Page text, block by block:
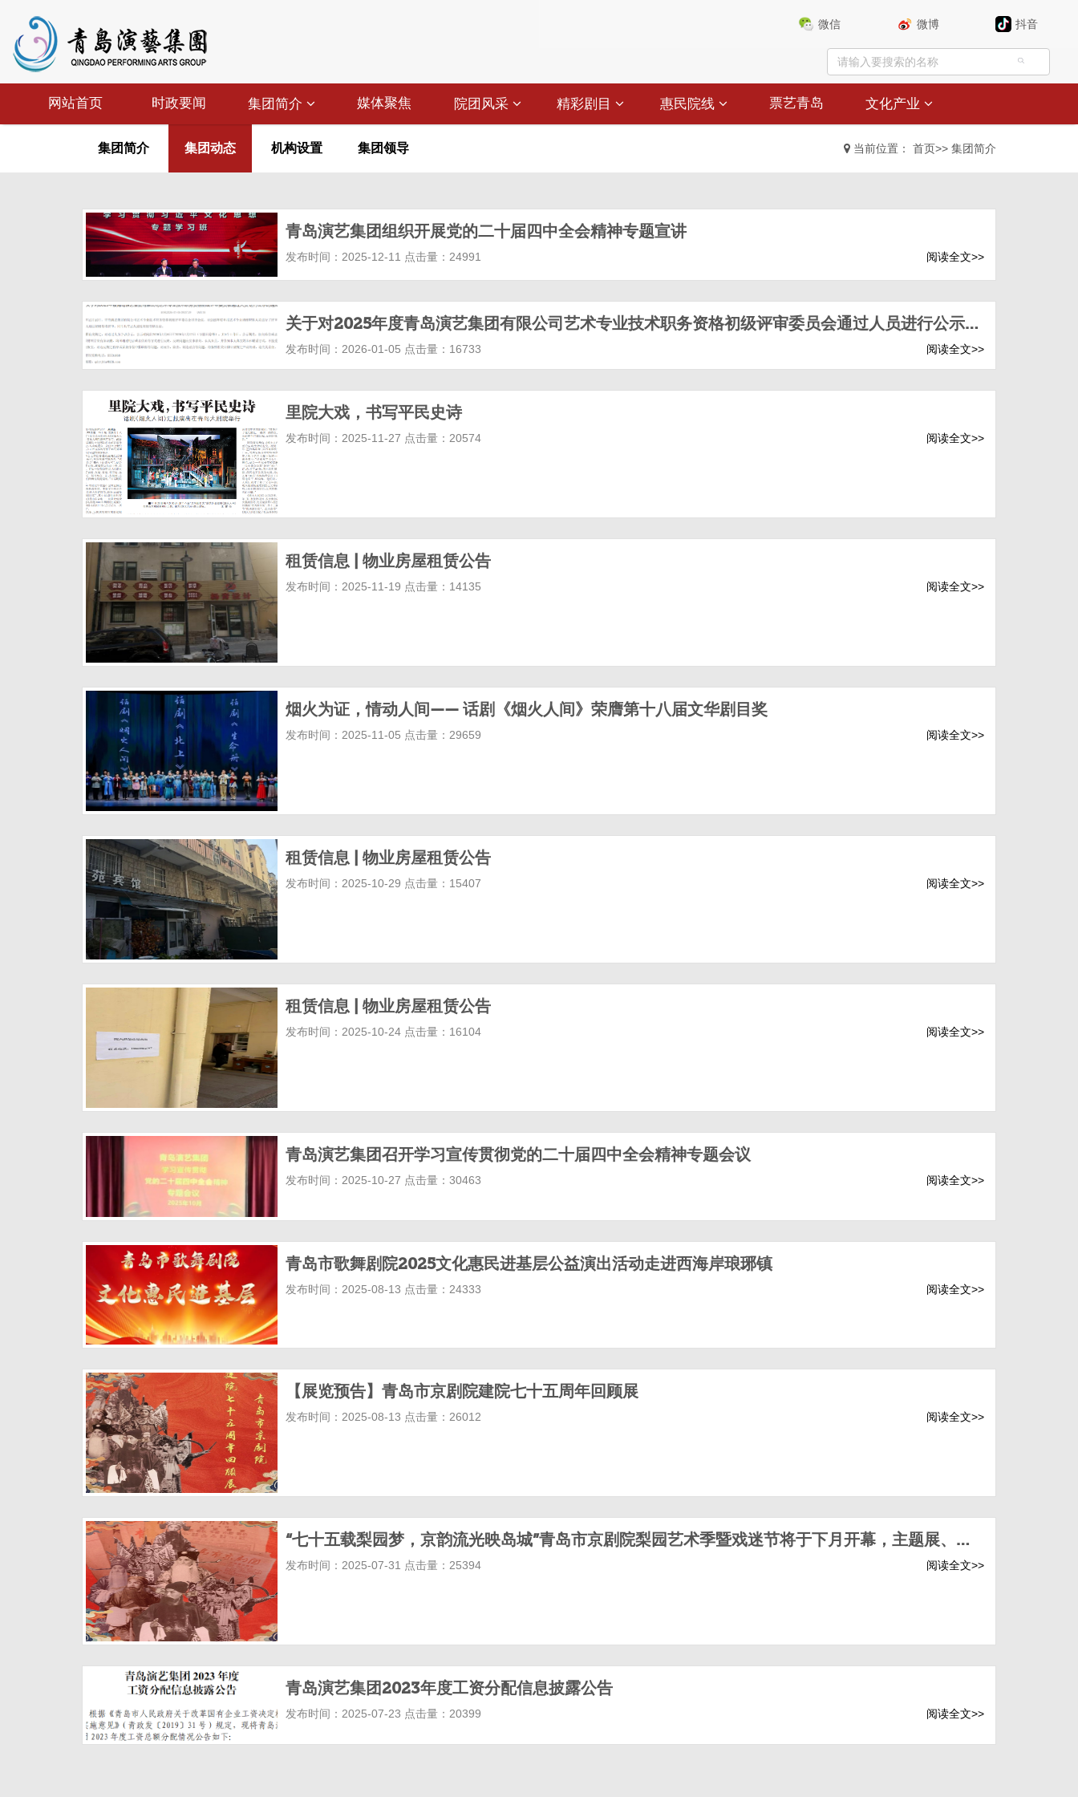
微信 微博 抖音
网站首页 时政要闻 集团简介 媒体聚焦 院团风采 精彩剧目 惠民院线 票艺青岛 文化产业
集团简介 集团动态 机构设置 集团领导 当前位置： 首页>> 集团简介
青岛演艺集团组织开展党的二十届四中全会精神专题宣讲
发布时间：2025-12-11 点击量：24991 阅读全文>>
关于对2025年度青岛演艺集团有限公司艺术专业技术职务资格初级评审委员会通过人员进行公示的通知
发布时间：2026-01-05 点击量：16733 阅读全文>>
里院大戏，书写平民史诗
发布时间：2025-11-27 点击量：20574 阅读全文>>
租赁信息 | 物业房屋租赁公告
发布时间：2025-11-19 点击量：14135 阅读全文>>
烟火为证，情动人间—— 话剧《烟火人间》荣膺第十八届文华剧目奖
发布时间：2025-11-05 点击量：29659 阅读全文>>
租赁信息 | 物业房屋租赁公告
发布时间：2025-10-29 点击量：15407 阅读全文>>
租赁信息 | 物业房屋租赁公告
发布时间：2025-10-24 点击量：16104 阅读全文>>
青岛演艺集团召开学习宣传贯彻党的二十届四中全会精神专题会议
发布时间：2025-10-27 点击量：30463 阅读全文>>
青岛市歌舞剧院2025文化惠民进基层公益演出活动走进西海岸琅琊镇
发布时间：2025-08-13 点击量：24333 阅读全文>>
【展览预告】青岛市京剧院建院七十五周年回顾展
发布时间：2025-08-13 点击量：26012 阅读全文>>
“七十五载梨园梦，京韵流光映岛城”青岛市京剧院梨园艺术季暨戏迷节将于下月开幕，主题展、戏曲演出等精彩活动轮番上演！
发布时间：2025-07-31 点击量：25394 阅读全文>>
青岛演艺集团2023年度工资分配信息披露公告
发布时间：2025-07-23 点击量：20399 阅读全文>>